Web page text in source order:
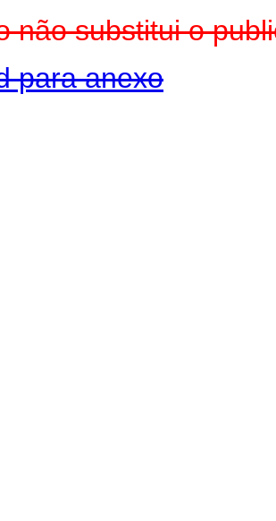
não substitui o
para anexo